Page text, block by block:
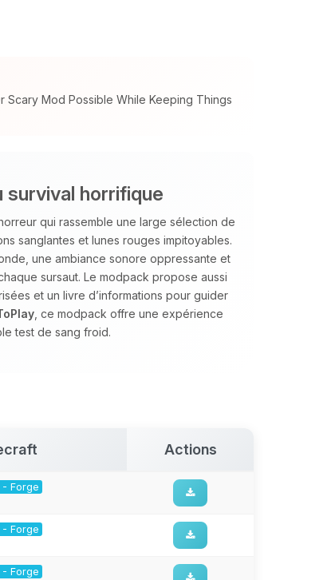
Scary Mod Possible While Keeping Things
survival horrifique
qui rassemble une large sélection de
sanglantes et lunes rouges impitoyables.
une ambiance sonore oppressante et
sursaut. Le modpack propose aussi
et un livre d’informations pour guider
, ce modpack offre une expérience
test de sang froid.
Actions
- Forge
- Forge
- Forge